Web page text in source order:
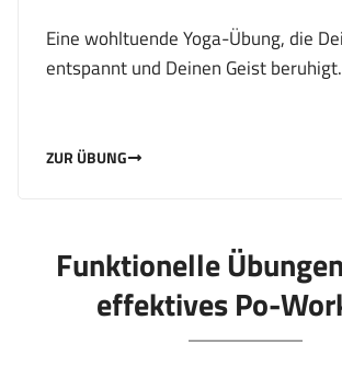
Eine wohltuende Yoga-Übung, die
entspannt und Deinen Geist beruhigt.
ZUR ÜBUNG
Funktionelle
effektives Po-